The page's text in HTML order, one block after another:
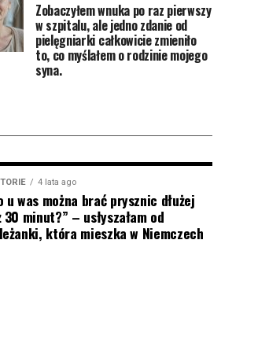
Zobaczyłem wnuka po raz pierwszy
w szpitalu, ale jedno zdanie od
pielęgniarki całkowicie zmieniło
to, co myślałem o rodzinie mojego
syna.
4 lata ago
u was można brać prysznic dłużej
30 minut?” – usłyszałam od
która mieszka w Niemczech